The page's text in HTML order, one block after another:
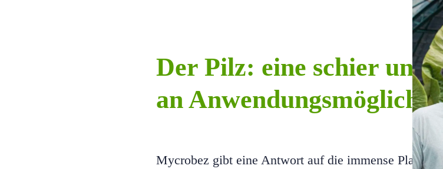
Der Pilz: eine schier
an
Mycrobez gibt eine Antwort auf die immense